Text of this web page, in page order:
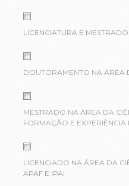
LICENCIATURA E
DOUTORAMENTO NA ÁREA
MESTRADO NA ÁREA DA
FORMAÇÃO E
LICENCIADO NA ÁREA DA
APAF E IPAI